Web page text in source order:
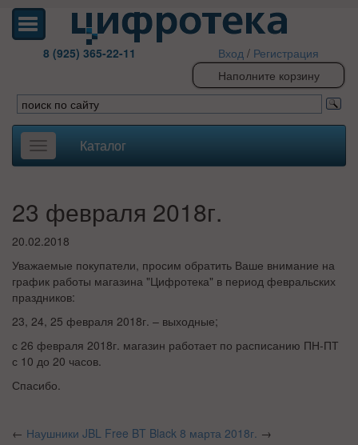
8 (925) 365-22-11 Вход / Регистрация
Наполните корзину
Toggle
navigation
Каталог
23 февраля 2018г.
20.02.2018
Уважаемые покупатели, просим обратить Ваше внимание на
график работы магазина "Цифротека" в период февральских
праздников:
23, 24, 25 февраля 2018г. – выходные;
с 26 февраля 2018г. магазин работает по расписанию ПН-ПТ
с 10 до 20 часов.
Спасибо.
← Наушники JBL Free BT Black 8 марта 2018г. →